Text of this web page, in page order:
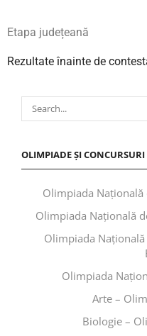
Etapa județeană
Rezultate înainte de
OLIMPIADE ȘI CONCURSURI
Olimpiada
Olimpiada Națională
Olimpiada
Olimpiada
Arte –
Biologie –